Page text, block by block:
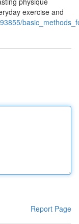
exercise and
Report Page